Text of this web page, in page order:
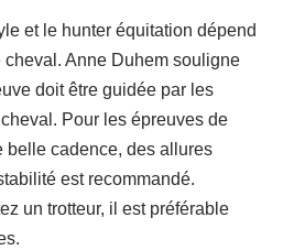
et le hunter équitation dépend
Anne Duhem souligne
doit être guidée par les
Pour les épreuves de
belle cadence, des allures
est recommandé.
un trotteur, il est préférable